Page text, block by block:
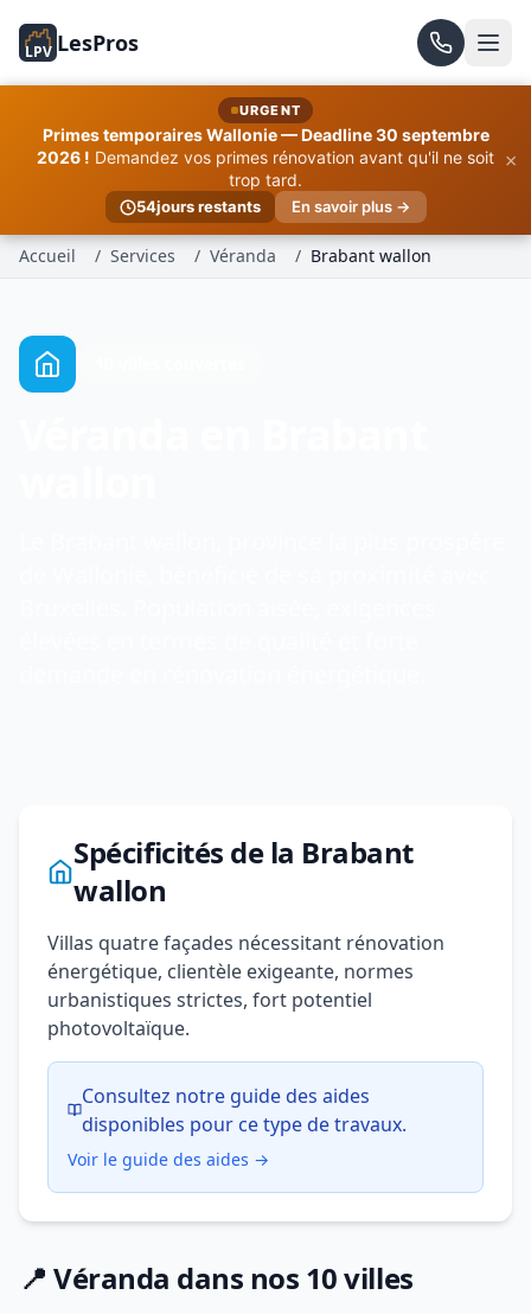
LPV LesPros
URGENT
Primes temporaires Wallonie — Deadline 30 septembre
2026 ! Demandez vos primes rénovation avant qu'il ne soit
trop tard.
54jours restants En savoir plus →
×
Accueil / Services / Véranda / Brabant wallon
Spécificités de la Brabant
wallon
Villas quatre façades nécessitant rénovation
énergétique, clientèle exigeante, normes
urbanistiques strictes, fort potentiel
photovoltaïque.
Consultez notre guide des aides
disponibles pour ce type de travaux.
Voir le guide des aides →
📍 Véranda dans nos 10 villes